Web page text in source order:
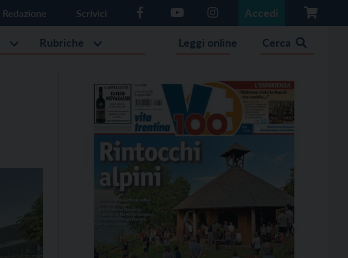
Redazione Scrivici Accedi
Rubriche Leggi online Cerca